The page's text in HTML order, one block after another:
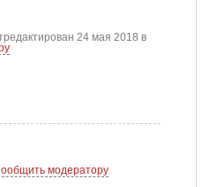
24 мая 2018 в
модератору